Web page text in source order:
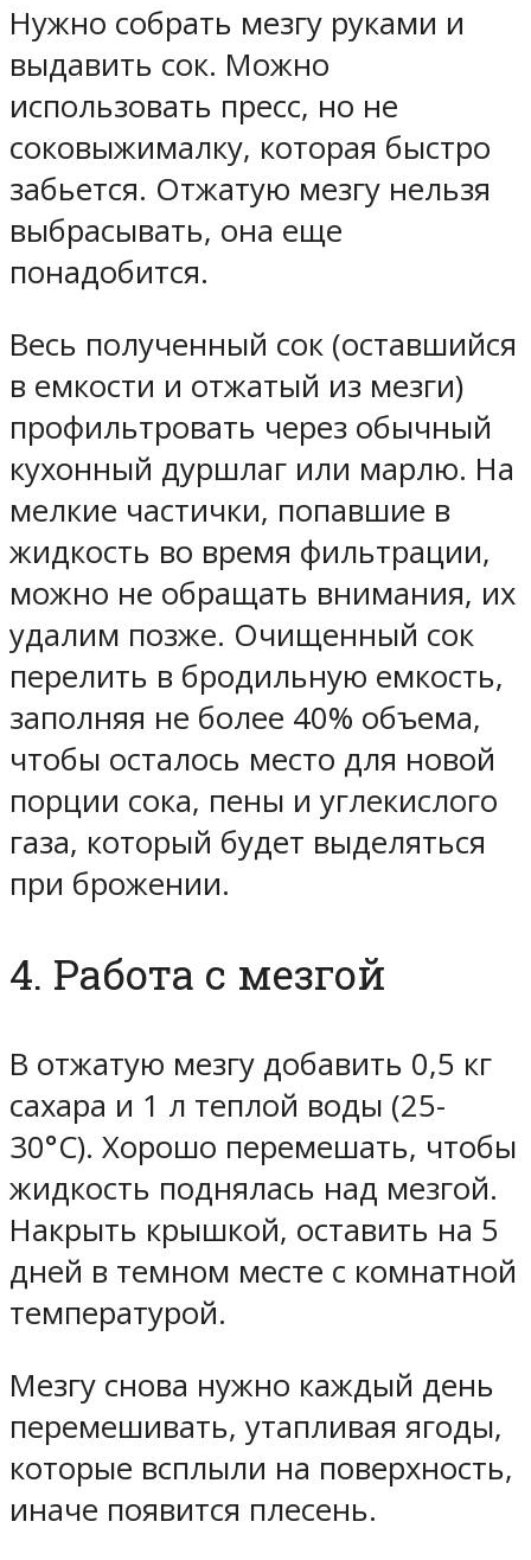
Нужно собрать мезгу руками и
выдавить сок. Можно
использовать пресс, но не
соковыжималку, которая быстро
забьется. Отжатую мезгу нельзя
выбрасывать, она еще
понадобится.
Весь полученный сок (оставшийся
в емкости и отжатый из мезги)
профильтровать через обычный
кухонный дуршлаг или марлю. На
мелкие частички, попавшие в
жидкость во время фильтрации,
можно не обращать внимания, их
удалим позже. Очищенный сок
перелить в бродильную емкость,
заполняя не более 40% объема,
чтобы осталось место для новой
порции сока, пены и углекислого
газа, который будет выделяться
при брожении.
4. Работа с мезгой
В отжатую мезгу добавить 0,5 кг
сахара и 1 л теплой воды (25-
30°C). Хорошо перемешать, чтобы
жидкость поднялась над мезгой.
Накрыть крышкой, оставить на 5
дней в темном месте с комнатной
температурой.
Мезгу снова нужно каждый день
перемешивать, утапливая ягоды,
которые всплыли на поверхность,
иначе появится плесень.